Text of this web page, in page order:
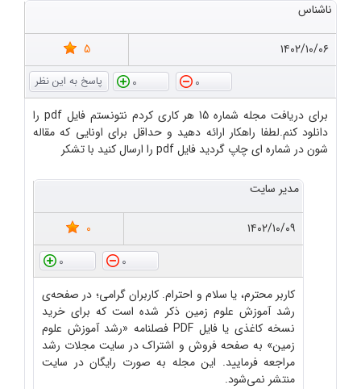
ناشناس
۱۴۰۲/۱۰/۰۶
5
0
0
برای دریافت مجله شماره 15 هر کاری کردم نتونستم فایل pdf را
دانلود کنم.لطفا راهکار ارائه دهید و حداقل برای اونایی که مقاله
شون در شماره ای چاپ گردید فایل pdf را ارسال کنید با تشکر
مدیر سایت
۱۴۰۲/۱۰/۰۹
0
0
0
کاربر محترم، یا سلام و احترام. کاربران گرامی؛ در صفحه‌ی
رشد آموزش علوم زمین ذکر شده است که برای خرید
نسخه کاغذی یا فایل PDF فصلنامه «رشد آموزش علوم
زمین» به صفحه فروش و اشتراک در سایت مجلات رشد
مراجعه فرمایید. این مجله به صورت رایگان در سایت
منتشر نمی‌شود.